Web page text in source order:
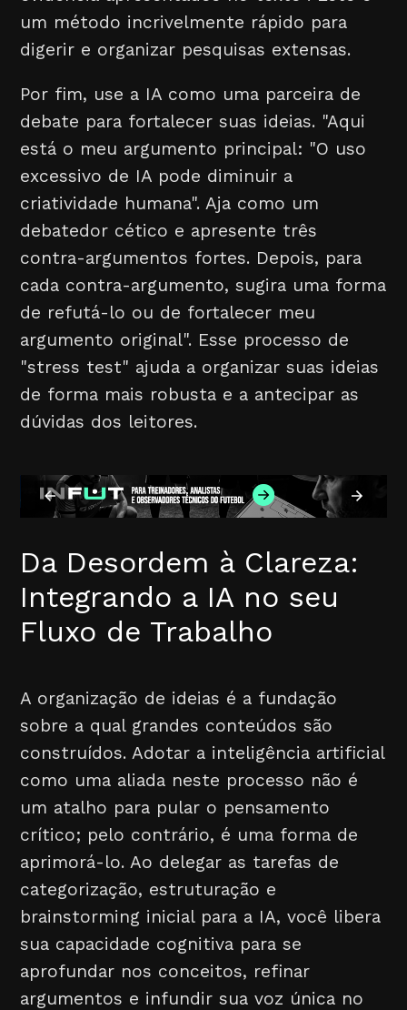
um método incrivelmente rápido para
digerir e organizar pesquisas extensas.
Por fim, use a IA como uma parceira de
debate para fortalecer suas ideias. "Aqui
está o meu argumento principal: "O uso
excessivo de IA pode diminuir a
criatividade humana". Aja como um
debatedor cético e apresente três
contra-argumentos fortes. Depois, para
cada contra-argumento, sugira uma forma
de refutá-lo ou de fortalecer meu
argumento original". Esse processo de
"stress test" ajuda a organizar suas ideias
de forma mais robusta e a antecipar as
dúvidas dos leitores.
Da Desordem à Clareza:
Integrando a IA no seu
Fluxo de Trabalho
A organização de ideias é a fundação
sobre a qual grandes conteúdos são
construídos. Adotar a inteligência artificial
como uma aliada neste processo não é
um atalho para pular o pensamento
crítico; pelo contrário, é uma forma de
aprimorá-lo. Ao delegar as tarefas de
categorização, estruturação e
brainstorming inicial para a IA, você libera
sua capacidade cognitiva para se
aprofundar nos conceitos, refinar
argumentos e infundir sua voz única no